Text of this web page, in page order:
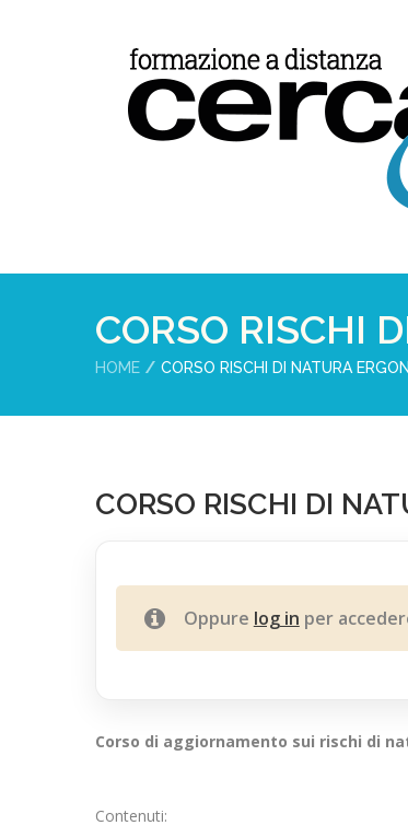
CORSO RISCHI
HOME CORSO RISCHI DI NATURA
CORSO RISCHI DI
Oppure log in per
Corso di aggiornamento sui rischi di
Contenuti: